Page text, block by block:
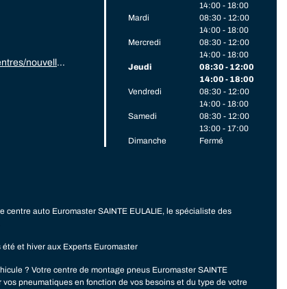
nouvelle-
14:00 - 18:00
Mardi
08:30 - 12:00
14:00 - 18:00
Mercredi
08:30 - 12:00
14:00 - 18:00
Jeudi
08:30 - 12:00
14:00 - 18:00
Vendredi
08:30 - 12:00
14:00 - 18:00
Samedi
08:30 - 12:00
13:00 - 17:00
Dimanche
Fermé
auto Euromaster SAINTE EULALIE, le spécialiste des
et hiver aux Experts Euromaster
? Votre centre de montage pneus Euromaster SAINTE
pneumatiques en fonction de vos besoins et du type de votre